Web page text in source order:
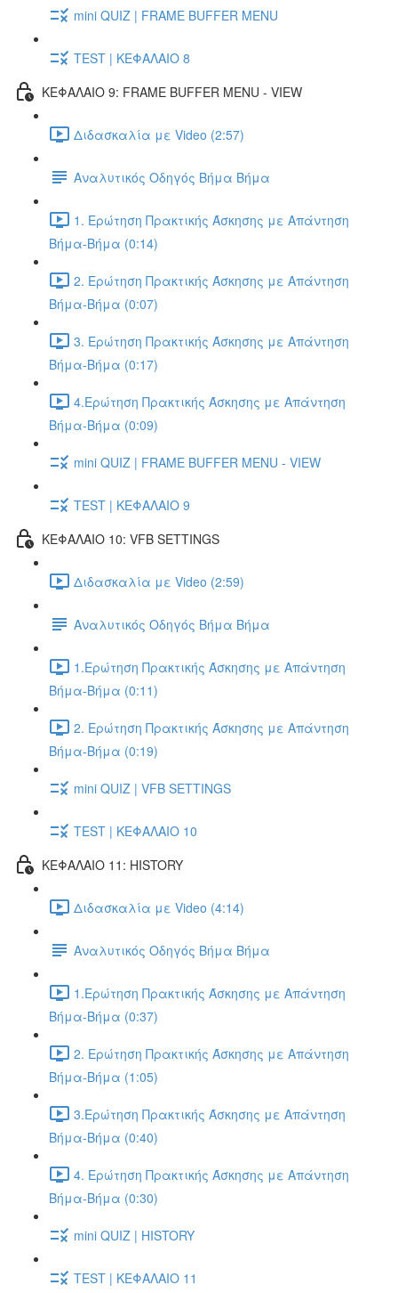
mini QUIZ | FRAME BUFFER MENU
TEST | ΚΕΦΑΛΑΙΟ 8
ΚΕΦΑΛΑΙΟ 9: FRAME BUFFER MENU - VIEW
Διδασκαλία με Video (2:57)
Αναλυτικός Οδηγός Βήμα Βήμα
1. Ερώτηση Πρακτικής Άσκησης με Απάντηση
Βήμα-Βήμα (0:14)
2. Ερώτηση Πρακτικής Άσκησης με Απάντηση
Βήμα-Βήμα (0:07)
3. Ερώτηση Πρακτικής Άσκησης με Απάντηση
Βήμα-Βήμα (0:17)
4.Ερώτηση Πρακτικής Άσκησης με Απάντηση
Βήμα-Βήμα (0:09)
mini QUIZ | FRAME BUFFER MENU - VIEW
TEST | ΚΕΦΑΛΑΙΟ 9
ΚΕΦΑΛΑΙΟ 10: VFB SETTINGS
Διδασκαλία με Video (2:59)
Αναλυτικός Οδηγός Βήμα Βήμα
1.Ερώτηση Πρακτικής Άσκησης με Απάντηση
Βήμα-Βήμα (0:11)
2. Ερώτηση Πρακτικής Άσκησης με Απάντηση
Βήμα-Βήμα (0:19)
mini QUIZ | VFB SETTINGS
TEST | ΚΕΦΑΛΑΙΟ 10
ΚΕΦΑΛΑΙΟ 11: HISTORY
Διδασκαλία με Video (4:14)
Αναλυτικός Οδηγός Βήμα Βήμα
1.Ερώτηση Πρακτικής Άσκησης με Απάντηση
Βήμα-Βήμα (0:37)
2. Ερώτηση Πρακτικής Άσκησης με Απάντηση
Βήμα-Βήμα (1:05)
3.Ερώτηση Πρακτικής Άσκησης με Απάντηση
Βήμα-Βήμα (0:40)
4. Ερώτηση Πρακτικής Άσκησης με Απάντηση
Βήμα-Βήμα (0:30)
mini QUIZ | HISTORY
TEST | ΚΕΦΑΛΑΙΟ 11